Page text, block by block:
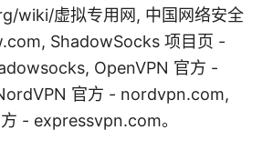
wiki/虚拟专用网, 中国网络安全
ShadowSocks 项目页 -
OpenVPN 官方 -
官方 - nordvpn.com,
- expressvpn.com。